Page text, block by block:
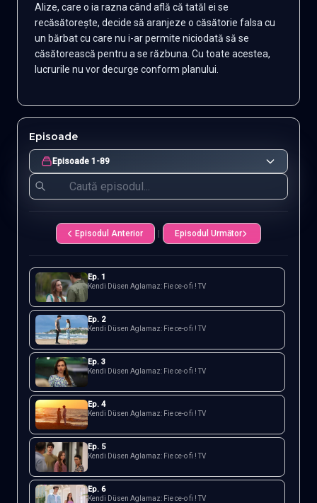
Episoade
Episoade 1-89
Episodul Anterior | Episodul Următor
Ep. 1
Kendi Düsen Aglamaz: Fie ce-o fi ! TV
Ep. 2
Kendi Düsen Aglamaz: Fie ce-o fi ! TV
Ep. 3
Kendi Düsen Aglamaz: Fie ce-o fi ! TV
Ep. 4
Kendi Düsen Aglamaz: Fie ce-o fi ! TV
Ep. 5
Kendi Düsen Aglamaz: Fie ce-o fi ! TV
Ep. 6
Kendi Düsen Aglamaz: Fie ce-o fi ! TV
Alize, care o ia razna când află că tatăl ei se
recăsătorește, decide să aranjeze o căsătorie falsa cu
un bărbat cu care nu i-ar permite niciodată să se
căsătorească pentru a se răzbuna. Cu toate acestea,
lucrurile nu vor decurge conform planului.